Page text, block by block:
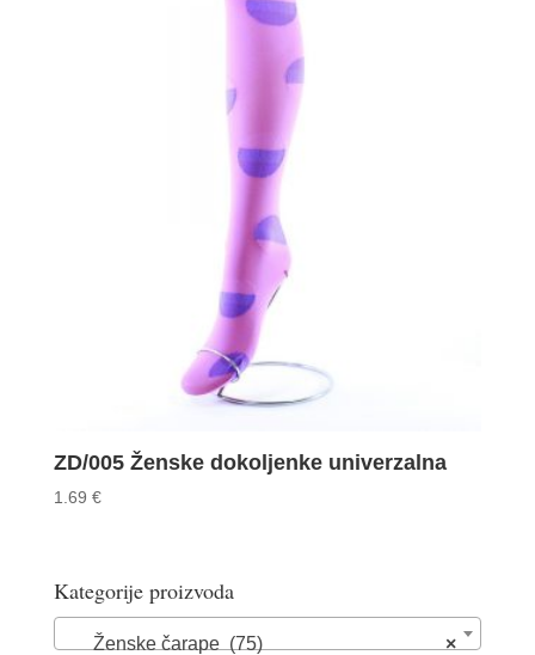
ZD/005 Ženske dokoljenke univerzalna
1.69 €
Kategorije proizvoda
×
Ženske čarape (75)